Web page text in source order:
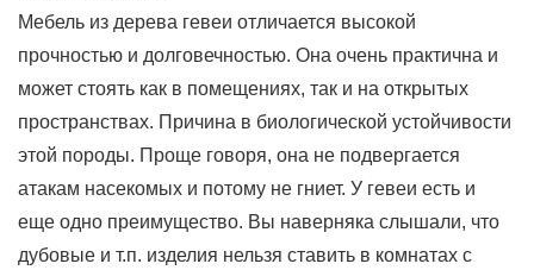
Мебель из дерева гевеи отличается высокой
прочностью и долговечностью. Она очень практична и
может стоять как в помещениях, так и на открытых
пространствах. Причина в биологической устойчивости
этой породы. Проще говоря, она не подвергается
атакам насекомых и потому не гниет. У гевеи есть и
еще одно преимущество. Вы наверняка слышали, что
дубовые и т.п. изделия нельзя ставить в комнатах с